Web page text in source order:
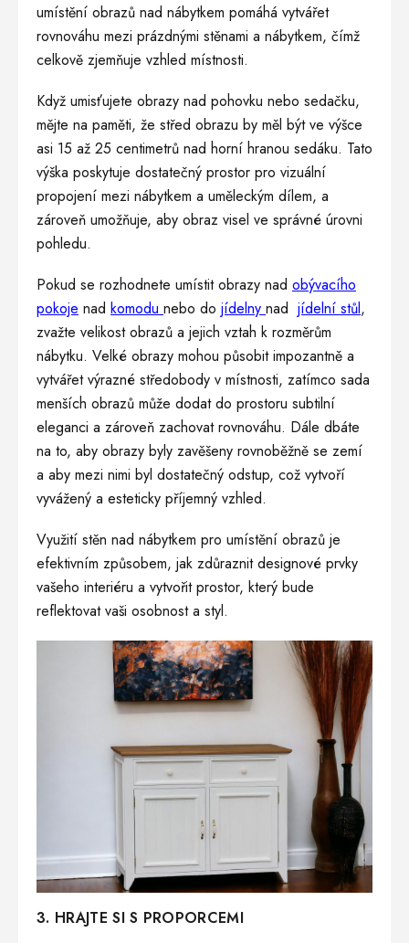
umístění obrazů nad nábytkem pomáhá vytvářet
rovnováhu mezi prázdnými stěnami a nábytkem, čímž
celkově zjemňuje vzhled místnosti.
Když umisťujete obrazy nad pohovku nebo sedačku,
mějte na paměti, že střed obrazu by měl být ve výšce
asi 15 až 25 centimetrů nad horní hranou sedáku. Tato
výška poskytuje dostatečný prostor pro vizuální
propojení mezi nábytkem a uměleckým dílem, a
zároveň umožňuje, aby obraz visel ve správné úrovni
pohledu.
Pokud se rozhodnete umístit obrazy nad obývacího
pokoje nad komodu nebo do jídelny nad jídelní stůl,
zvažte velikost obrazů a jejich vztah k rozměrům
nábytku. Velké obrazy mohou působit impozantně a
vytvářet výrazné středobody v místnosti, zatímco sada
menších obrazů může dodat do prostoru subtilní
eleganci a zároveň zachovat rovnováhu. Dále dbáte
na to, aby obrazy byly zavěšeny rovnoběžně se zemí
a aby mezi nimi byl dostatečný odstup, což vytvoří
vyvážený a esteticky příjemný vzhled.
Využití stěn nad nábytkem pro umístění obrazů je
efektivním způsobem, jak zdůraznit designové prvky
vašeho interiéru a vytvořit prostor, který bude
reflektovat vaši osobnost a styl.
3. HRAJTE SI S PROPORCEMI